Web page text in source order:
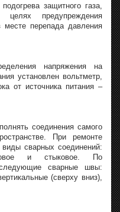
защитного газа,
предупреждения
месте перепада давления
напряжения на
установлен вольтметр,
от источника питания –
соединения самого
При ремонте
сварных соединений:
и стыковое. По
сварные швы:
(сверху вниз),